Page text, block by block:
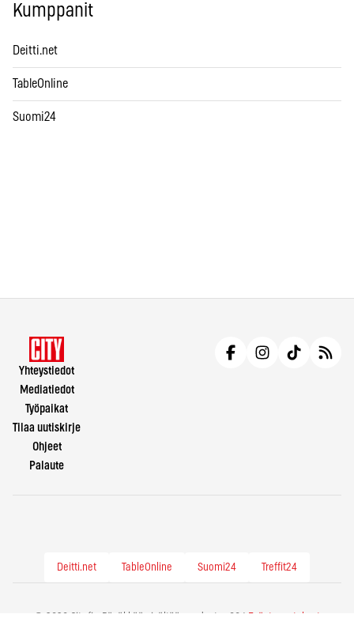
Kumppanit
Deitti.net
TableOnline
Suomi24
Yhteystiedot
Mediatiedot
Työpaikat
Tilaa uutiskirje
Ohjeet
Palaute
Deitti.net TableOnline Suomi24 Treffit24